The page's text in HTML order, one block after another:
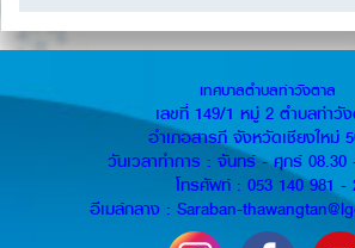
เทศบาลตำบลท่าวังตาล
เลขที่ 149/1 หมู่ 2 ตำบลท่าวั
อำเภอสารภี จังหวัดเชียงใหม่
วันเวลาทำการ : จันทร์ - ศุกร์ 08.30
โทรศัพท์ : 053 140 981 -
อีเมล์กลาง : Saraban-